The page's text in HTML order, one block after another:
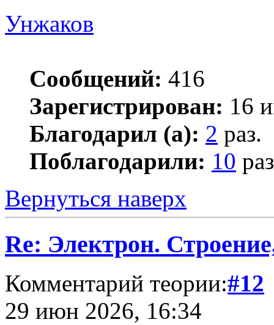
Унжаков
Сообщений: 416
Зарегистрирован: 16
Благодарил (а): 2 раз.
Поблагодарили: 10
Вернуться наверх
Re: Электрон.
Комментарий теории:#12
29 июн 2026, 16:34